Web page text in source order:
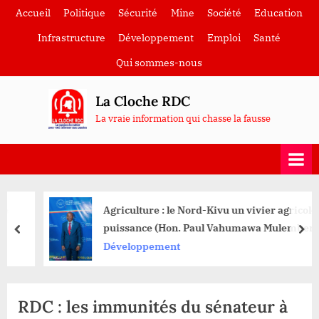
SkipAccueil Politique Sécurité Mine Société
Education
Infrastructure
Développement Emploi
Santé
Qui sommes-nous
La Cloche RDC
La vraie information qui chasse la fausse
Agriculture : le Nord-Kivu un vivier agricole en
puissance (Hon. Paul Vahumawa Mulemberi )
Développement
prev
RDC : les immunités du sénateur à